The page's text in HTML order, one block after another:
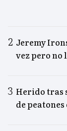
Jeremy
vez pero no
Herido tras
de